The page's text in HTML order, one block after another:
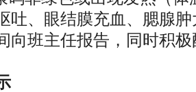
吐、眼结膜充血、腮腺
向班主任报告，同时积